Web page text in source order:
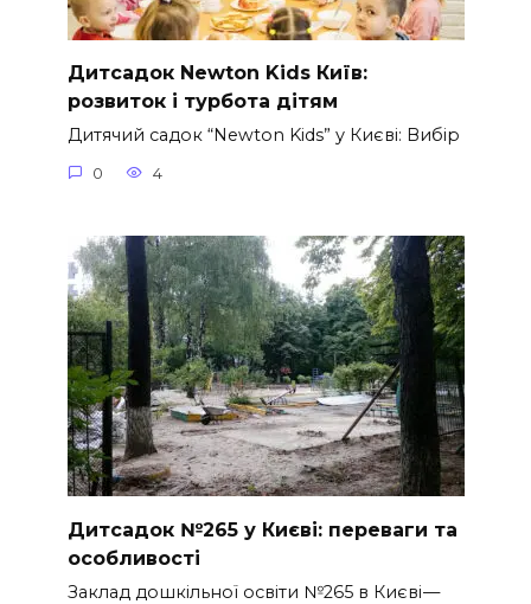
Дитсадок Newton Kids Київ:
розвиток і турбота дітям
Дитячий садок “Newton Kids” у Києві: Вибір
0 4
Дитсадок №265 у Києві: переваги та
особливості
Заклад дошкільної освіти №265 в Києві —